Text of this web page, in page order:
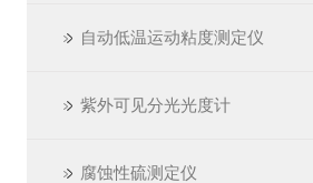
自动低温运动粘度测定仪
紫外可见分光光度计
腐蚀性硫测定仪